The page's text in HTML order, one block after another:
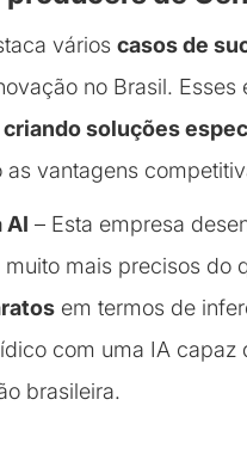
vários casos de
no Brasil.
soluções
as vantagens
AI – Esta empresa
muito mais precisos do
em termos de
com uma IA
brasileira.